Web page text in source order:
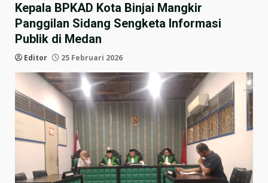
Kepala BPKAD Kota Binjai Mangkir
Panggilan Sidang Sengketa Informasi
Publik di Medan
Editor 25 Februari 2026